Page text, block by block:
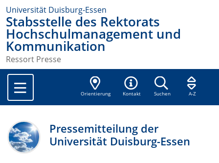
Universität Duisburg-Essen
Stabsstelle des Rektorats
Hochschulmanagement und
Kommunikation
Ressort Presse
Orientierung Kontakt Suchen A-Z
Pressemitteilung der
Universität Duisburg-Essen